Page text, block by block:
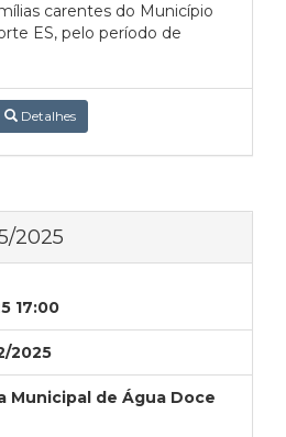
carentes do Município
ES, pelo período de
Detalhes
2025
17:00
2025
Municipal de Água Doce